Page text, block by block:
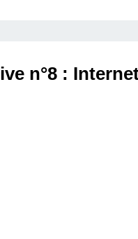
n°8 :